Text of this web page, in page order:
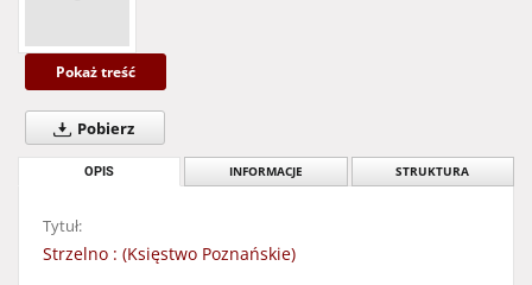
Pokaż treść
Pobierz
OPIS INFORMACJE STRUKTURA
Tytuł:
Strzelno : (Księstwo Poznańskie)